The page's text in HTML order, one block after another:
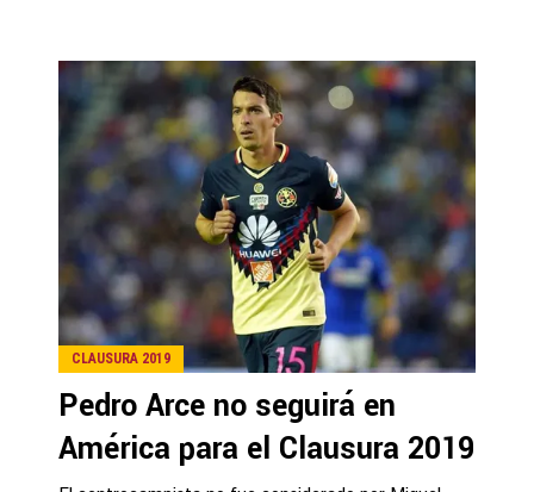
CLAUSURA 2019
Pedro Arce no seguirá en
América para el Clausura 2019